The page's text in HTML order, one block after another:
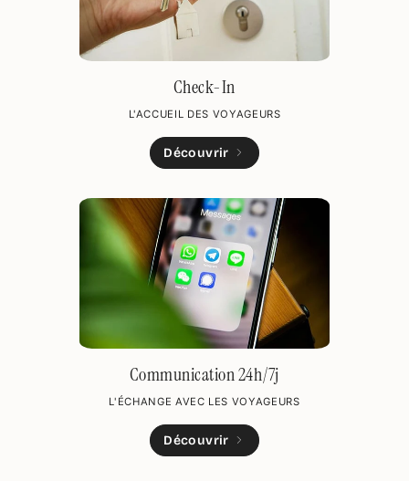
Check-In
L'ACCUEIL DES VOYAGEURS
Découvrir
Communication 24h/7j
L'ÉCHANGE AVEC LES VOYAGEURS
Découvrir